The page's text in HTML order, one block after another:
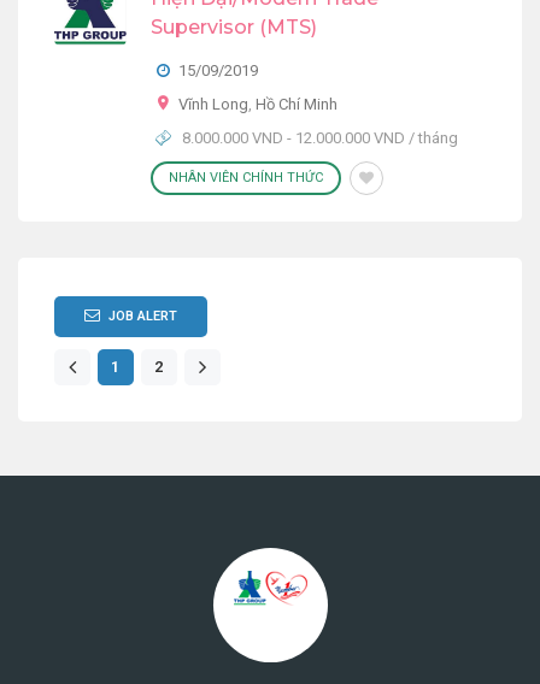
Supervisor (MTS)
15/09/2019
Vĩnh Long, Hồ Chí Minh
8.000.000 VND - 12.000.000 VND / tháng
NHÂN VIÊN CHÍNH THỨC
JOB ALERT
1 2